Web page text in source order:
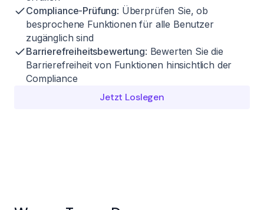
Compliance-Prüfung: Überprüfen Sie, ob
besprochene Funktionen für alle Benutzer
zugänglich sind
Barrierefreiheitsbewertung: Bewerten Sie die
Barrierefreiheit von Funktionen hinsichtlich der
Compliance
Jetzt Loslegen